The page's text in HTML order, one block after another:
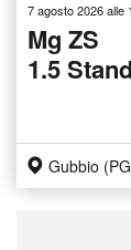
7 agosto 2026 alle
Mg ZS
1.5
Gubbio